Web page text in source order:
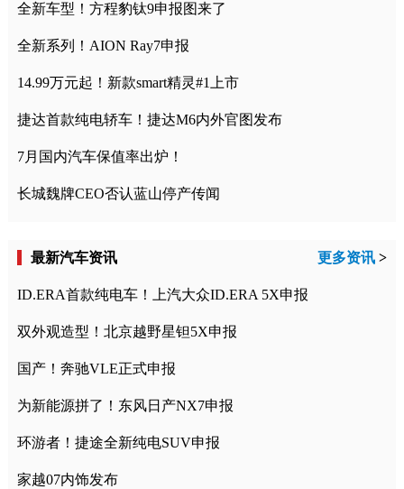
全新车型！方程豹钛9申报图来了
全新系列！AION Ray7申报
14.99万元起！新款smart精灵#1上市
捷达首款纯电轿车！捷达M6内外官图发布
7月国内汽车保值率出炉！
长城魏牌CEO否认蓝山停产传闻
最新汽车资讯 更多资讯 >
ID.ERA首款纯电车！上汽大众ID.ERA 5X申报
双外观造型！北京越野星钽5X申报
国产！奔驰VLE正式申报
为新能源拼了！东风日产NX7申报
环游者！捷途全新纯电SUV申报
家越07内饰发布